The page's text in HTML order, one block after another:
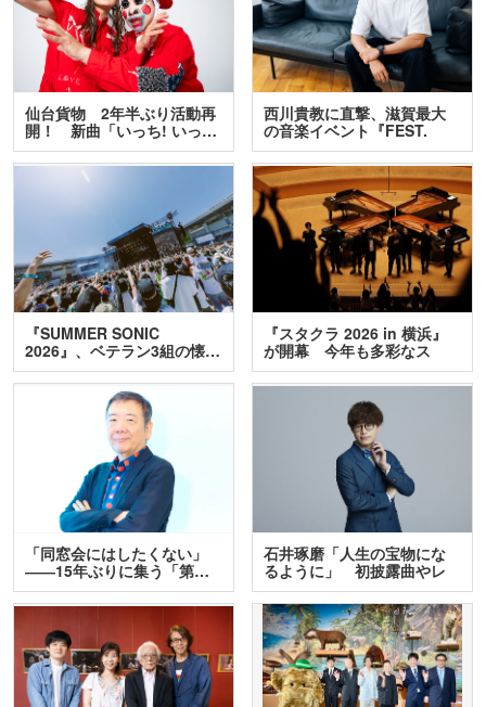
仙台貨物 2年半ぶり活動再
開！ 新曲「いっち! いっ…
西川貴教に直撃、滋賀最大
の音楽イベント『FEST.
INA…
『SUMMER SONIC
2026』、ベテラン3組の懐…
『スタクラ 2026 in 横浜』
が開幕 今年も多彩なス
テ…
「同窓会にはしたくない」
――15年ぶりに集う「第…
石井琢磨「人生の宝物にな
るように」 初披露曲やレ
ア…